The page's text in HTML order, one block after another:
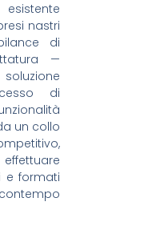
esistente
nastri
di
—
di
un collo
e formati